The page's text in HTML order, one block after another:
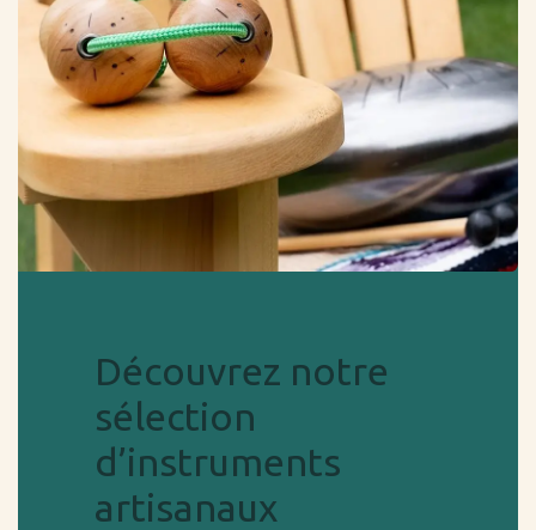
Découvrez notre
sélection
d’instruments
artisanaux